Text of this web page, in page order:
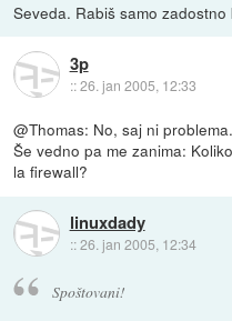
Seveda. Rabiš samo
3p
::26. jan 2005, 12:33
@Thomas: No, saj ni
Še vedno pa me zanima:
la firewall?
linuxdady
::26. jan 2005, 12:34
Spoštovani!